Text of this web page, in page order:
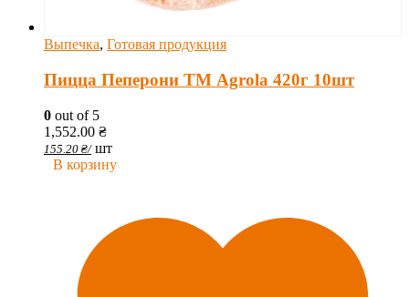
Выпечка, Готовая продукция
Пицца Пеперони ТМ Agrola 420г 10шт
0 out of 5
1,552.00 ₴
155.20 ₴/ шт
В корзину